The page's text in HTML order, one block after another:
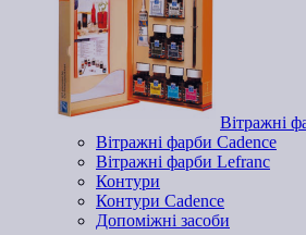
Вітражні
Вітражні фарби Cadence
Вітражні фарби Lefranc
Контури
Контури Cadence
Допоміжні засоби